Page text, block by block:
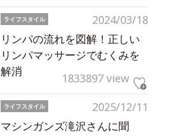
2024/03/18
ライフスタイル
リンパの流れを図解！正しい
リンパマッサージでむくみを
解消
1833897 view
2025/12/11
ライフスタイル
マシンガンズ滝沢さんに聞